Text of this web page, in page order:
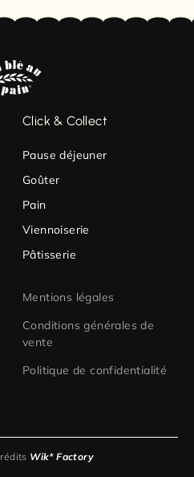
Click & Collect
Pause déjeuner
Goûter
Pain
Viennoiserie
Pâtisserie
Mentions légales
Conditions générales de
vente
Politique de confidentialité
Wik* Factory